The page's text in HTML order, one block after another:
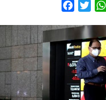
Facebook